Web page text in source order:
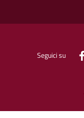
Seguici su